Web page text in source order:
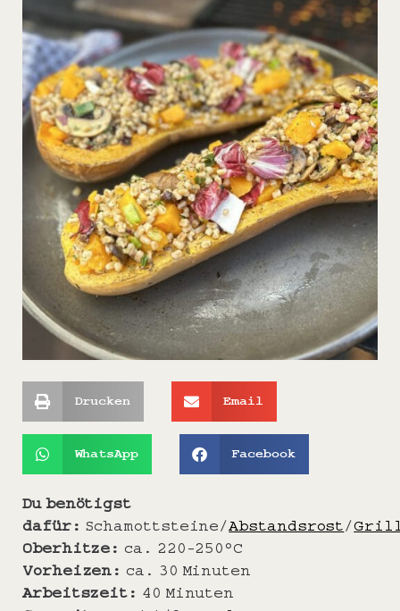
Drucken Email
WhatsApp Facebook
Du benötigst
dafür: Schamottsteine/Abstandsrost/
Oberhitze: ca. 220-250°C
Vorheizen: ca. 30 Minuten
Arbeitszeit: 40 Minuten